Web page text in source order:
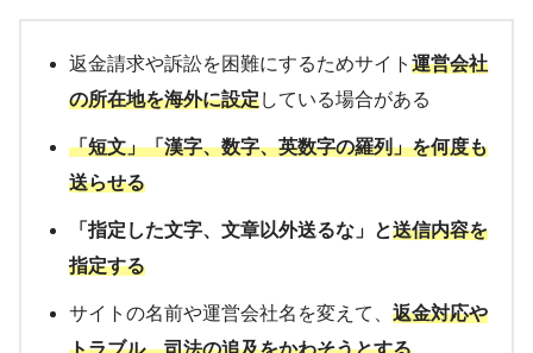
返金請求や訴訟を困難にするためサイト 運営会社
の所在地を海外に設定している場合がある
「短文」「漢字、数字、英数字の羅列」を何度も
送らせる
「指定した文字、文章以外送るな」と送信内容を
指定する
サイトの名前や運営会社名を変えて、 返金対応や
トラブル、司法の追及をかわそうとする